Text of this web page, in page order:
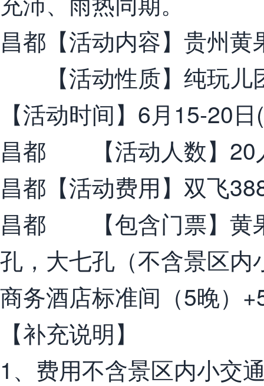
昌都【活动内容】贵州
【活动性质】纯玩儿
【活动时间】6月15-20
昌都 【活动人数】20
昌都【活动费用】双飞
昌都 【包含门票】黄
孔，大七孔（不含景区
商务酒店标准间（5晚）
【补充说明】
1、费用不含景区内小交